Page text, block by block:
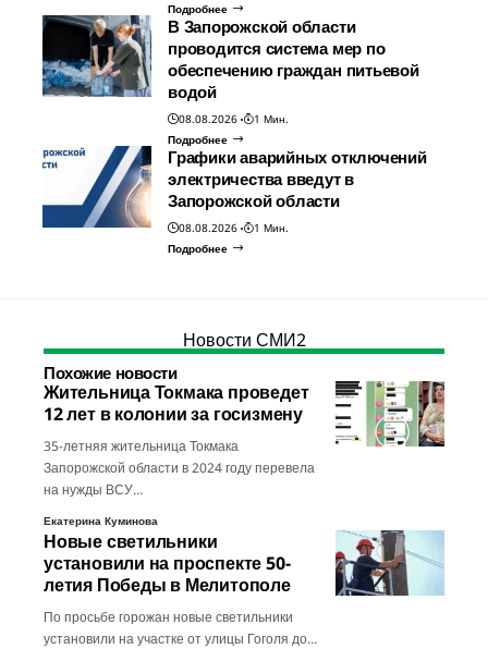
Подробнее
В Запорожской области
проводится система мер по
обеспечению граждан питьевой
водой
08.08.2026
1 Мин.
Подробнее
Графики аварийных отключений
электричества введут в
Запорожской области
08.08.2026
1 Мин.
Подробнее
Новости СМИ2
Похожие новости
Жительница Токмака проведет
12 лет в колонии за госизмену
35-летняя жительница Токмака
Запорожской области в 2024 году перевела
на нужды ВСУ…
Екатерина Куминова
Новые светильники
установили на проспекте 50-
летия Победы в Мелитополе
По просьбе горожан новые светильники
установили на участке от улицы Гоголя до…